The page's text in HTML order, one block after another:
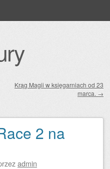
Krąg Magii w księgarniach od 23
marca. →
2 na
admin